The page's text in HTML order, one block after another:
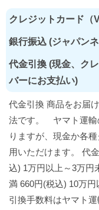
クレジットカード（
銀行振込 (ジャパン
代金引換 (現金、ク
バーにお支払い)
代金引換 商品をお届
法です。 ヤマト運輸
りますが、現金か各
用いただけます。 代
込) 1万円以上～3万円
満 660円(税込) 10万
引換手数料はヤマト